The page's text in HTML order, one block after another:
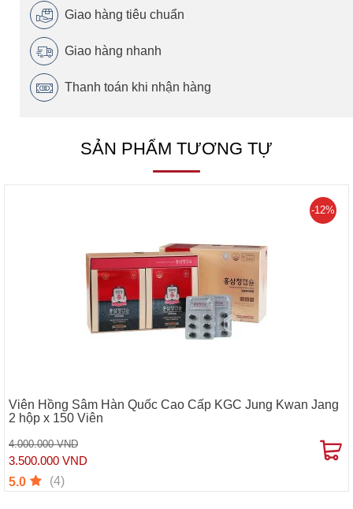
Giao hàng tiêu chuẩn
Giao hàng nhanh
Thanh toán khi nhận hàng
SẢN PHẨM TƯƠNG TỰ
Viên Hồng Sâm Hàn Quốc Cao Cấp KGC Jung Kwan Jang
2 hộp x 150 Viên
4.000.000 VND
3.500.000 VND
-12%
5.0 (4)